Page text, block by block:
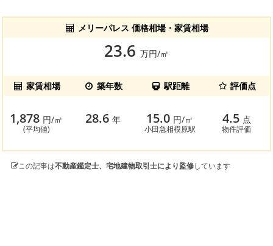
メリーパレス 価格相場・家賃相場
23.6 万円/㎡
家賃相場 築年数 駅距離 評価点
1,878 円/㎡
(平均値)
28.6年 15.0 円/㎡
小田急相模原駅
4.5 点
物件評価
この記事は不動産鑑定士、宅地建物取引士により監修しています